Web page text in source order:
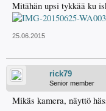
Mitähän upsi tykkää ku
25.06.2015
rick79
Senior member
Mikäs kamera, näyttö